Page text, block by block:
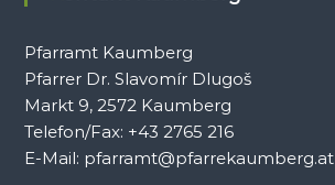
Pfarramt Kaumberg
Pfarrer Dr. Slavomír Dlugoš
Markt 9, 2572 Kaumberg
Telefon/Fax: +43 2765 216
E-Mail: pfarramt@pfarrekaumberg.at